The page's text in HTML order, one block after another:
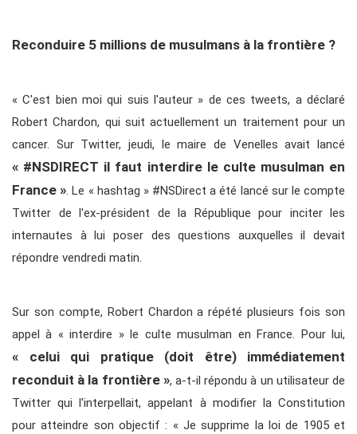
Reconduire 5 millions de musulmans à la frontière ?
« C'est bien moi qui suis l'auteur » de ces tweets, a déclaré
Robert Chardon, qui suit actuellement un traitement pour un
cancer. Sur Twitter, jeudi, le maire de Venelles avait lancé
« #NSDIRECT il faut interdire le culte musulman en
France ». Le « hashtag » #NSDirect a été lancé sur le compte
Twitter de l'ex-président de la République pour inciter les
internautes à lui poser des questions auxquelles il devait
répondre vendredi matin.
Sur son compte, Robert Chardon a répété plusieurs fois son
appel à « interdire » le culte musulman en France. Pour lui,
« celui qui pratique (doit être) immédiatement
reconduit à la frontière », a-t-il répondu à un utilisateur de
Twitter qui l'interpellait, appelant à modifier la Constitution
pour atteindre son objectif : « Je supprime la loi de 1905 et